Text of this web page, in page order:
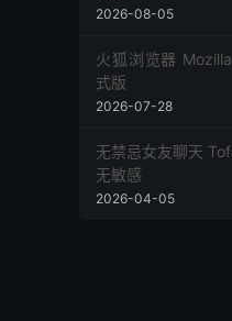
2026-08-05
火狐浏览器
式版
2026-07-28
无禁忌女友聊天
无敏感
2026-04-05